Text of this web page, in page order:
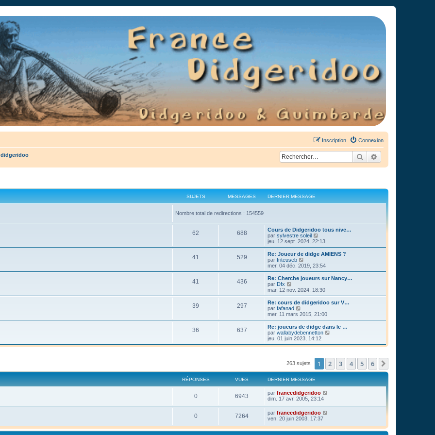
Connexion
Inscription
didgeridoo Rechercher
SUJETS MESSAGES DERNIER MESSAGE
Nombre total de redirections : 154559
62 688
Cours de Didgeridoo tous nive…
par sylvestre soleil
o
n
s
l
r
l
e
e
n
i
e
r
m
e
s
a
g
jeu. 12 sept. 2024, 22:13
41 529
Re: Joueur de didge AMIENS ?
par friteuseb
o
n
s
l
e
r
l
e
e
r
n
i
m
s
a
g
e
mer. 04 déc. 2019, 23:54
41 436
Re: Cherche joueurs sur Nancy…
par Dfx
o
n
s
u
l
r
l
e
d
n
i
e
r
m
e
s
s
a
g
mar. 12 nov. 2024, 18:30
39 297
Re: cours de didgeridoo sur V…
par fafanad
o
n
s
u
l
e
e
d
e
i
e
r
m
e
s
mer. 11 mars 2015, 21:00
36 637
Re: joueurs de didge dans le …
par wallabydebennetton
n
l
t
e
r
e
r
jeu. 01 juin 2023, 14:12
263 sujets 1 2 3 4 5 6
RÉPONSES VUES DERNIER MESSAGE
0 6943 par francedidgeridoo
dim. 17 avr. 2005, 23:14
0 7264 par francedidgeridoo
ven. 20 juin 2003, 17:37